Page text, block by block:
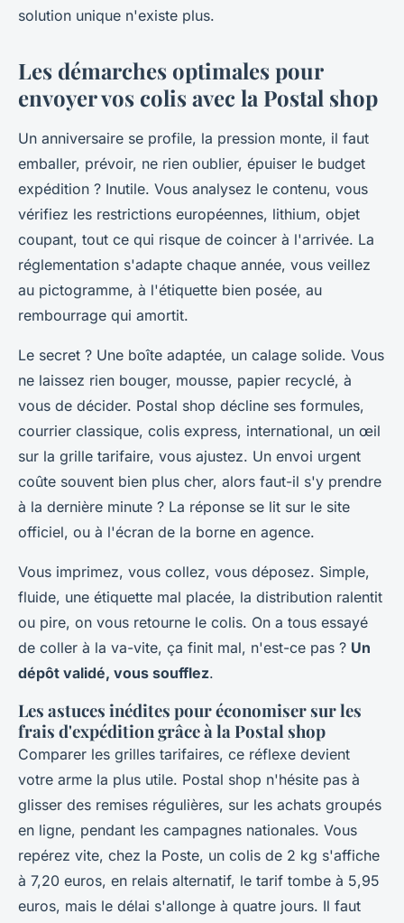
solution unique n'existe plus.
Les démarches optimales pour
envoyer vos colis avec la Postal shop
Un anniversaire se profile, la pression monte, il faut
emballer, prévoir, ne rien oublier, épuiser le budget
expédition ? Inutile. Vous analysez le contenu, vous
vérifiez les restrictions européennes, lithium, objet
coupant, tout ce qui risque de coincer à l'arrivée. La
réglementation s'adapte chaque année, vous veillez
au pictogramme, à l'étiquette bien posée, au
rembourrage qui amortit.
Le secret ? Une boîte adaptée, un calage solide. Vous
ne laissez rien bouger, mousse, papier recyclé, à
vous de décider. Postal shop décline ses formules,
courrier classique, colis express, international, un œil
sur la grille tarifaire, vous ajustez. Un envoi urgent
coûte souvent bien plus cher, alors faut-il s'y prendre
à la dernière minute ? La réponse se lit sur le site
officiel, ou à l'écran de la borne en agence.
Vous imprimez, vous collez, vous déposez. Simple,
fluide, une étiquette mal placée, la distribution ralentit
ou pire, on vous retourne le colis. On a tous essayé
de coller à la va-vite, ça finit mal, n'est-ce pas ? Un
dépôt validé, vous soufflez.
Les astuces inédites pour économiser sur les
frais d'expédition grâce à la Postal shop
Comparer les grilles tarifaires, ce réflexe devient
votre arme la plus utile. Postal shop n'hésite pas à
glisser des remises régulières, sur les achats groupés
en ligne, pendant les campagnes nationales. Vous
repérez vite, chez la Poste, un colis de 2 kg s'affiche
à 7,20 euros, en relais alternatif, le tarif tombe à 5,95
euros, mais le délai s'allonge à quatre jours. Il faut